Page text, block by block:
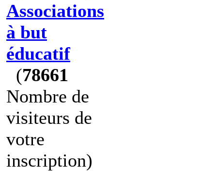
Associations
à but
éducatif
(78661
Nombre de
visiteurs de
votre
inscription)